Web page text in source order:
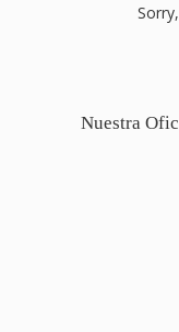
Nuestra